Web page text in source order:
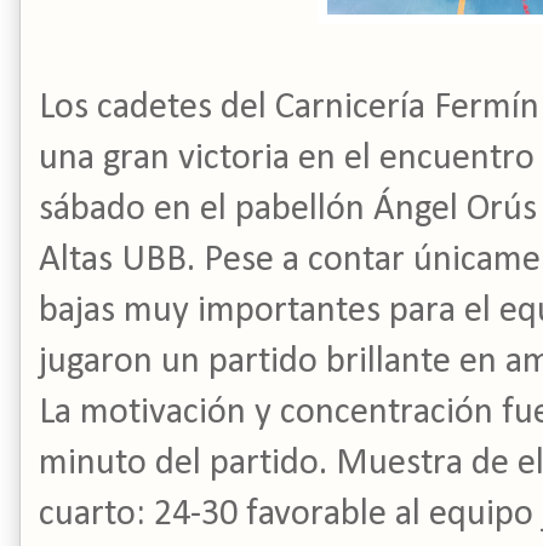
Los cadetes del Carnicería
una gran victoria en el
sábado en el pabellón Ángel
Altas UBB. Pese a contar
bajas muy importantes para el
jugaron un partido brillante en
La motivación y concentración
minuto del partido. Muestra de
cuarto: 24-30 favorable al